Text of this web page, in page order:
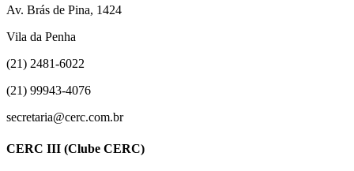
Av. Brás de Pina, 1424
Vila da Penha
(21) 2481-6022
(21) 99943-4076
secretaria@cerc.com.br
CERC III (Clube CERC)